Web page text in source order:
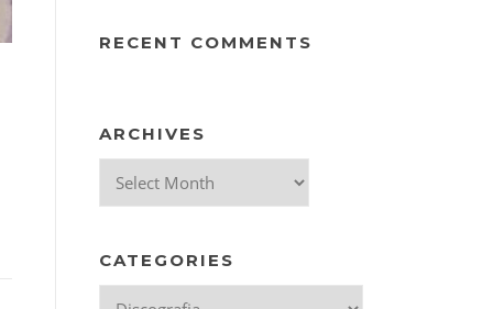
RECENT COMMENTS
ARCHIVES
CATEGORIES